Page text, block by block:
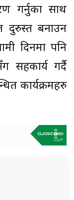
गर्नुका साथ
दुरुस्त बनाउन
दिनमा पनि
सहकार्य गर्दै
कार्यक्रमहरु